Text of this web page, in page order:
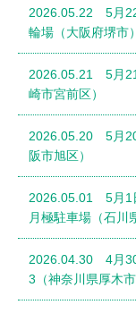
2026.05.22 5月
輪場（大阪府堺市）
2026.05.21 5月21
崎市宮前区）
2026.05.20 5月
阪市旭区）
2026.05.01 5月1
月極駐車場（石川
2026.04.30 4月
3（神奈川県厚木市